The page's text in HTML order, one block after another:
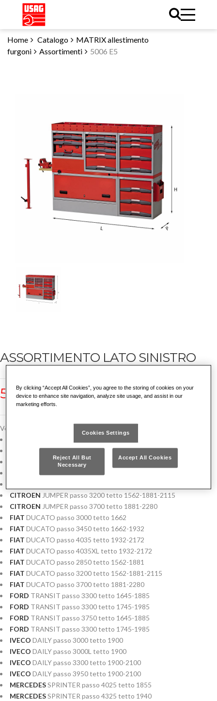
Home Catalogo
MATRIX allestimento
furgoni
Assortimenti 5006 E5
ASSORTIMENTO LATO SINISTRO
5006 E5
Veicoli compatibili:
CITROENJUMPER passo 3450 tetto 1662-1932
JUMPER passo 4035 tetto 1932-2172
CITROEN
JUMPER passo 4035XL tetto 1932-2172
CITROEN JUMPER passo 3200 tetto 1562-1881-2115
CITROEN JUMPER passo 3700 tetto 1881-2280
FIAT DUCATO passo 3000 tetto 1662
FIAT DUCATO passo 3450 tetto 1662-1932
FIAT DUCATO passo 4035 tetto 1932-2172
FIAT DUCATO passo 4035XL tetto 1932-2172
FIAT DUCATO passo 2850 tetto 1562-1881
FIAT DUCATO passo 3200 tetto 1562-1881-2115
FIAT DUCATO passo 3700 tetto 1881-2280
FORD TRANSIT passo 3300 tetto 1645-1885
FORD TRANSIT passo 3300 tetto 1745-1985
FORD TRANSIT passo 3750 tetto 1645-1885
FORD TRANSIT passo 3300 tetto 1745-1985
IVECO DAILY passo 3000 tetto 1900
IVECO DAILY passo 3000L tetto 1900
IVECO DAILY passo 3300 tetto 1900-2100
IVECO DAILY passo 3950 tetto 1900-2100
MERCEDESSPRINTER passo 4025 tetto 1855
MERCEDESSPRINTER passo 4325 tetto 1940
By clicking “Accept All Cookies”, you agree to the storing of cookies on your
device to enhance site navigation, analyze site usage, and assist in our
marketing efforts.
Cookies Settings
Reject All But
Necessary
Accept All Cookies